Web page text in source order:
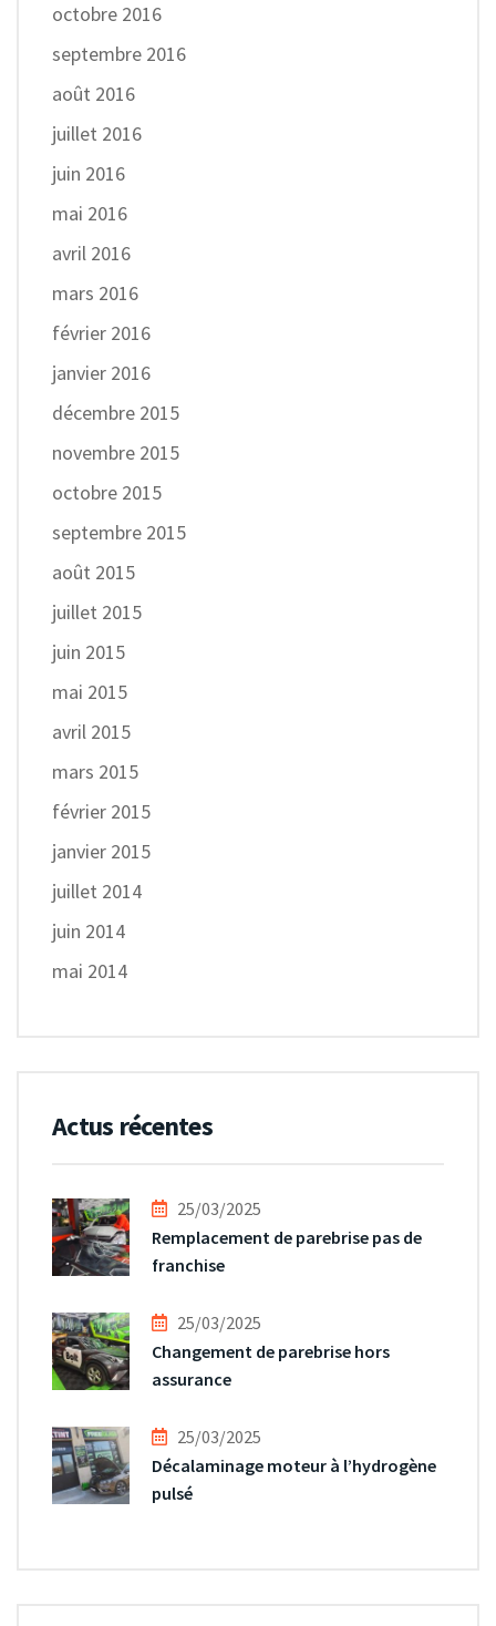
octobre 2016
septembre 2016
août 2016
juillet 2016
juin 2016
mai 2016
avril 2016
mars 2016
février 2016
janvier 2016
décembre 2015
novembre 2015
octobre 2015
septembre 2015
août 2015
juillet 2015
juin 2015
mai 2015
avril 2015
mars 2015
février 2015
janvier 2015
juillet 2014
juin 2014
mai 2014
Actus récentes
25/03/2025
Remplacement de parebrise pas de
franchise
25/03/2025
Changement de parebrise hors
assurance
25/03/2025
Décalaminage moteur à l’hydrogène
pulsé